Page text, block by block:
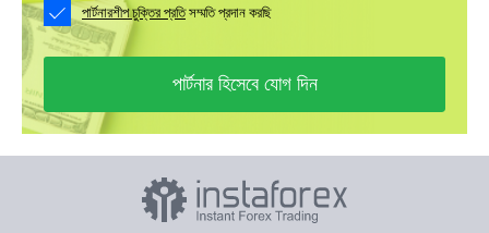
পার্টনারশীপ চুক্তির প্রতিসম্মতি প্রদান করছি
পার্টনার হিসেবে যোগ দিন